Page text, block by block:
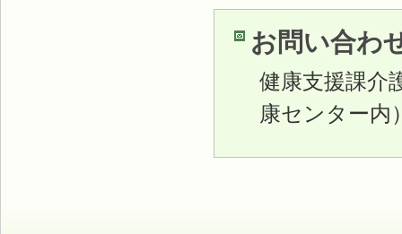
お問い合わ
健康支援課介
康センター